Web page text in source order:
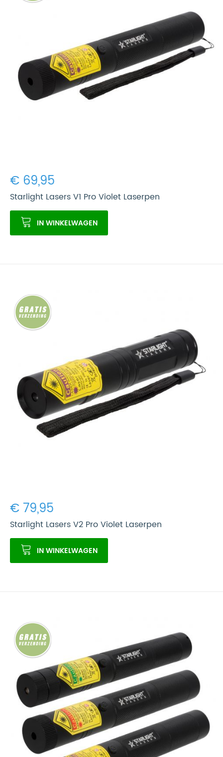
€ 69,95
Starlight Lasers V1 Pro Violet Laserpen
IN WINKELWAGEN
€ 79,95
Starlight Lasers V2 Pro Violet Laserpen
IN WINKELWAGEN